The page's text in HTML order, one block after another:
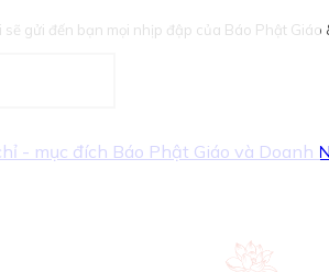
sẽ gửi đến bạn mọi nhịp đập của Báo Phật Giáo
- mục đích Báo Phật Giáo và Doanh